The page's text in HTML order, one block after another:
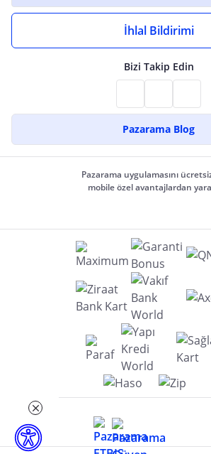
İhlal Bildirimi
Bizi Takip Edin
Pazarama Blog
Pazarama uygulamasını
mobile özel avantajlardan